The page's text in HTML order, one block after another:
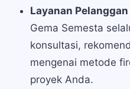
Layanan
Gema Semesta
konsultasi,
mengenai metode
proyek Anda.